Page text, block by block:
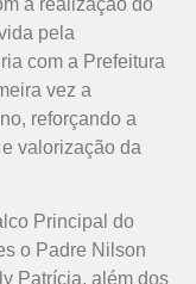
pela
com a Prefeitura
vez a
reforçando a
valorização da
Principal do
o Padre Nilson
Patrícia, além dos